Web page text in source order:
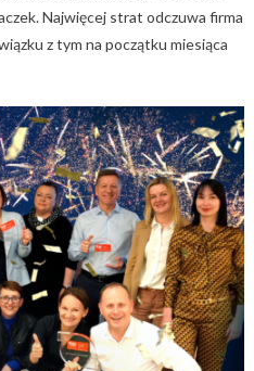
Najwięcej strat odczuwa firma
z tym na początku miesiąca